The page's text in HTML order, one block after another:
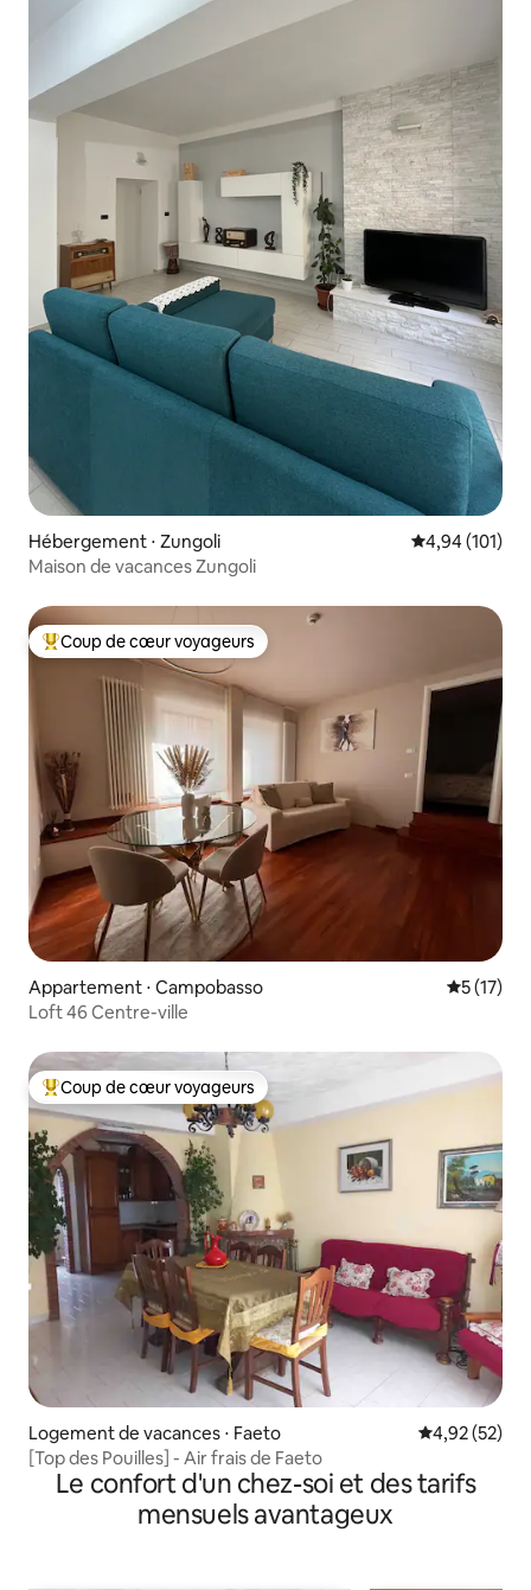
Hébergement ⋅ Zungoli Évaluation
4,94 (101)
Maison de vacances Zungoli
Coups de cœur voyageurs les plus appréciés
Coup de cœur voyageurs
Appartement ⋅ Campobasso
5 (17)
Loft 46 Centre-ville
Coups de cœur voyageurs les plus appréciés
Coup de cœur voyageurs
Logement de vacances ⋅ Faeto Évaluation
4,92 (52)
[Top des Pouilles] - Air frais de Faeto
Le confort d'un chez-soi et des tarifs
mensuels avantageux